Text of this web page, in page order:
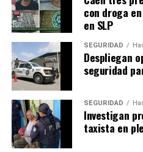
proyecto de formación.
La segunda etapa es
temáticas: muros, audiencias
emergente.
Dentro de los invitados a los
bailarina Elisa Carrillo, el
poeta Mardonio Carballo, el
actriz Raquel Araujo, Katie
entre otros.
con droga
en SLP
SEGURIDAD
Despliegan
seguridad
SEGURIDAD
Investigan
taxista en